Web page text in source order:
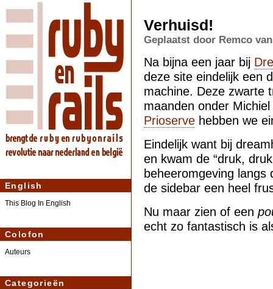
English
This Blog In English
Colofon
Auteurs
Categorieën
Verhuisd!
Geplaatst door Remco
Na bijna een jaar bij
deze site eindelijk een
machine. Deze zwarte
maanden onder
Prioserve hebben we
Eindelijk want bij
en kwam de “druk,
beheeromgeving langs
de sidebar een heel
Nu maar zien of een
echt zo fantastisch is